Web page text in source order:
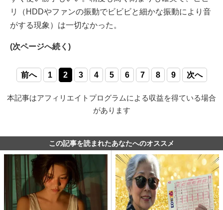
リ（HDDやファンの振動でビビビと細かな振動により音
がする現象）は一切なかった。
(次ページへ続く)
前へ 1 2 3 4 5 6 7 8 9 次へ
本記事はアフィリエイトプログラムによる収益を得ている場合
があります
この記事を読まれたあなたへのオススメ